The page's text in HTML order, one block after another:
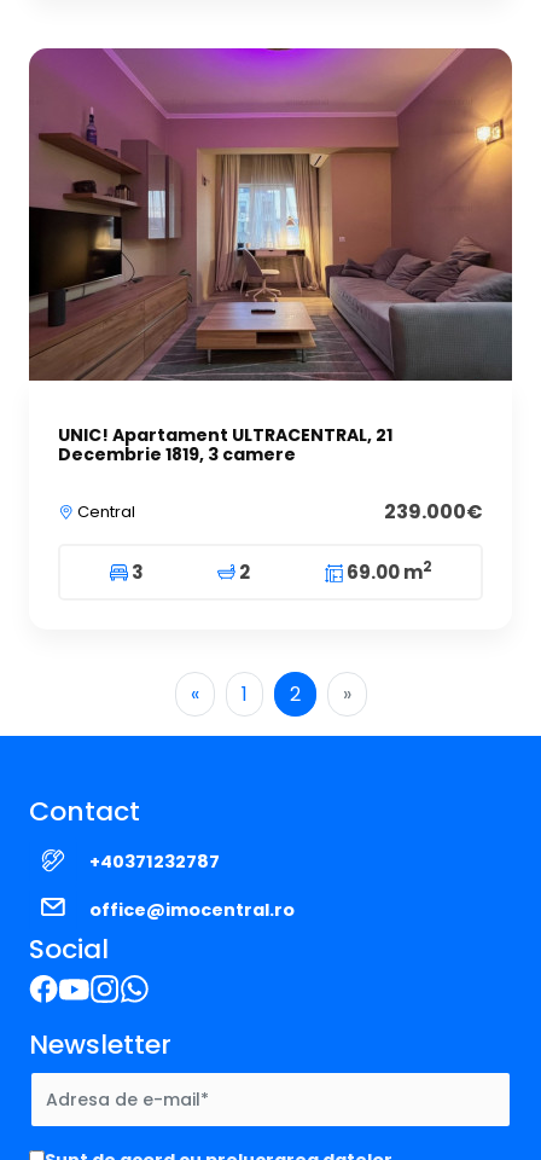
UNIC! Apartament ULTRACENTRAL, 21
Decembrie 1819, 3 camere
Central 239.000€
3 2 69.00 m2
« 1 2 »
Contact
+40371232787
office@imocentral.ro
Social
Newsletter